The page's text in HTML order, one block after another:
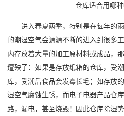
仓库适合用哪
进入春夏两季，特别是在每年的雨
的潮湿空气会源源不断的进入到很多
内存放着大量的加工原材料或成品，
遭殃了：如果是存放纸箱的仓库，受
库，受潮后食品会发霉长毛；如存放
湿空气腐蚀生锈，而电子电器产品仓
路，漏电，甚至烧毁！因此仓库除湿